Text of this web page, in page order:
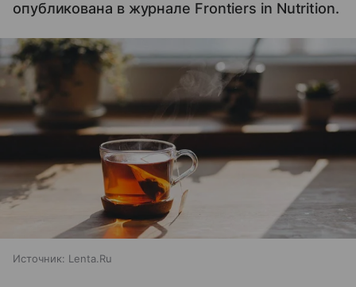
опубликована в журнале Frontiers in Nutrition.
Источник: Lenta.Ru